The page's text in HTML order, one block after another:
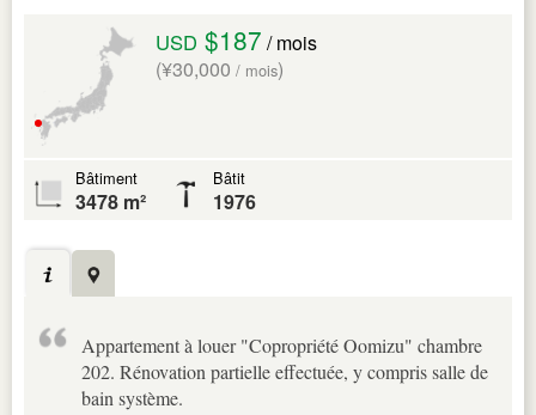
USD $187 / mois
(¥30,000 / mois)
Bâtiment
3478 m²
Bâtit
1976
Appartement à louer "Copropriété Oomizu" chambre
202. Rénovation partielle effectuée, y compris salle de
bain système.